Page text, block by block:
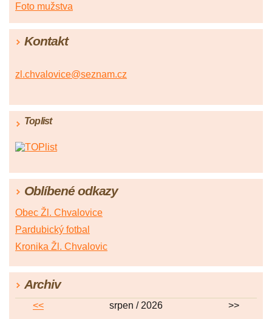
Foto mužstva
Kontakt
zl.chvalovice@seznam.cz
Toplist
Oblíbené odkazy
Obec Žl. Chvalovice
Pardubický fotbal
Kronika Žl. Chvalovic
Archiv
<< srpen / 2026 >>